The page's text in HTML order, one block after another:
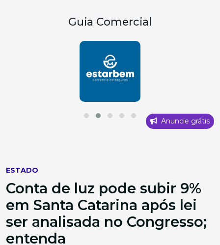
Guia Comercial
Anuncie grátis
ESTADO
Conta de luz pode subir 9%
em Santa Catarina após lei
ser analisada no Congresso;
entenda